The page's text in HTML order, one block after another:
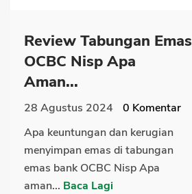
Review Tabungan Emas
OCBC Nisp Apa
Aman...
28 Agustus 2024 0 Komentar
Apa keuntungan dan kerugian
menyimpan emas di tabungan
emas bank OCBC Nisp Apa
aman... Baca Lagi